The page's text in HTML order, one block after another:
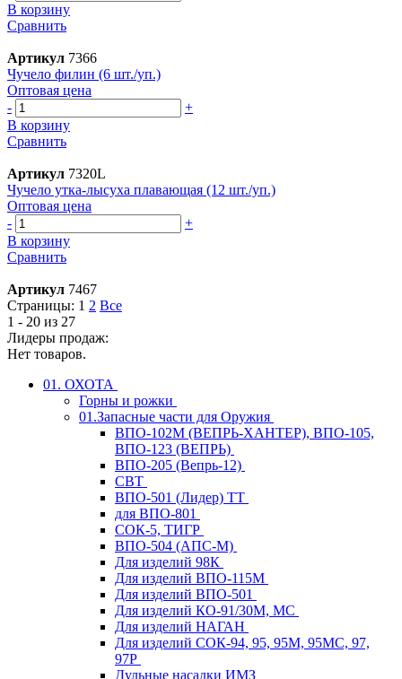
В корзину
Сравнить
Артикул 7366
Чучело филин (6 шт./уп.)
Оптовая цена
-
+
В корзину
Сравнить
Артикул 7320L
Чучело утка-лысуха плавающая (12 шт./уп.)
Оптовая цена
-
+
В корзину
Сравнить
Артикул 7467
Страницы: 1 2 Все
1 - 20 из 27
Лидеры продаж:
Нет товаров.
01. ОХОТА
Горны и рожки
01.Запасные части для Оружия
ВПО-102М (ВЕПРЬ-ХАНТЕР), ВПО-105,
ВПО-123 (ВЕПРЬ)
ВПО-205 (Вепрь-12)
СВТ
ВПО-501 (Лидер) ТТ
для ВПО-801
СОК-5, ТИГР
ВПО-504 (АПС-М)
Для изделий 98К
Для изделий ВПО-115М
Для изделий ВПО-501
Для изделий КО-91/30М, МС
Для изделий НАГАН
Для изделий СОК-94, 95, 95М, 95МС, 97,
97Р
Дульные насадки ИМЗ